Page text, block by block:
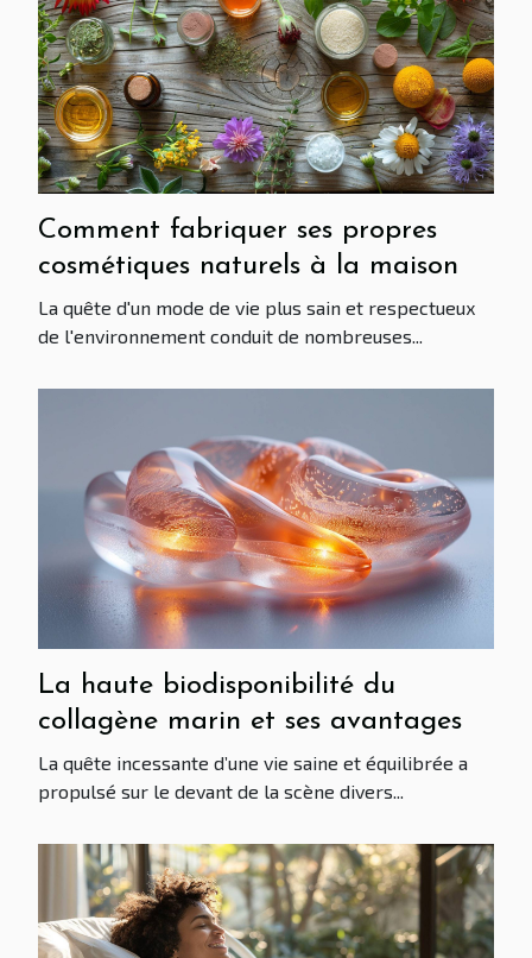
Comment fabriquer ses propres
cosmétiques naturels à la maison
La quête d'un mode de vie plus sain et respectueux
de l'environnement conduit de nombreuses...
La haute biodisponibilité du
collagène marin et ses avantages
La quête incessante d’une vie saine et équilibrée a
propulsé sur le devant de la scène divers...